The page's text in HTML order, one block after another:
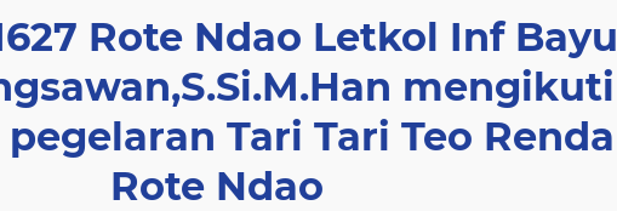
Rote Ndao Letkol Inf Bayu
mengikuti
Tari Tari Teo Renda
Rote Ndao